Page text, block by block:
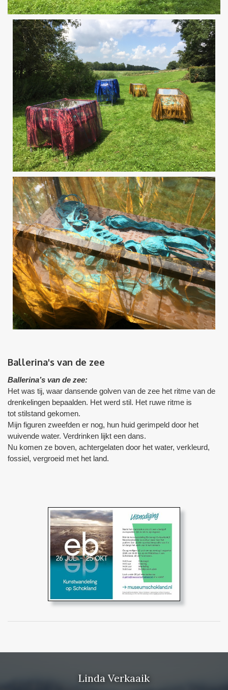
Ballerina's van de zee
Ballerina’s van de zee:
Het was tij, waar dansende golven van de zee het ritme van de
drenkelingen bepaalden. Het werd stil. Het ruwe ritme is
tot stilstand gekomen.
Mijn figuren zweefden er nog, hun huid gerimpeld door het
wuivende water. Verdrinken lijkt een dans.
Nu komen ze boven, achtergelaten door het water, verkleurd,
fossiel, vergroeid met het land.
Linda Verkaaik